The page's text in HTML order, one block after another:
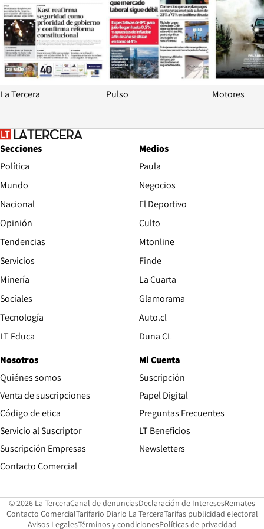
La Tercera Pulso Motores
Secciones
Política
Mundo
Nacional
Opinión
Tendencias
Servicios
Minería
Sociales
Tecnología
LT Educa
Medios
Paula
Negocios
El Deportivo
Culto
Mtonline
Finde
La Cuarta
Glamorama
Auto.cl
Duna CL
Nosotros
Quiénes somos
Venta de suscripciones
Código de etica Opens in new window
Servicio al Suscriptor
Suscripción Empresas
Contacto Comercial
Mi Cuenta
Suscripción
Papel Digital
Preguntas Frecuentes
LT Beneficios
Newsletters
© 2026 La TerceraCanal de denunciasOpens in new window
Declaración de InteresesOpens in
Remates
Contacto ComercialOpens in new window
Tarifario Diario La TerceraOpens in new window
Tarifas publicidad electoral
Avisos LegalesOpens in new window
Términos y condicionesPolíticas de privacidad